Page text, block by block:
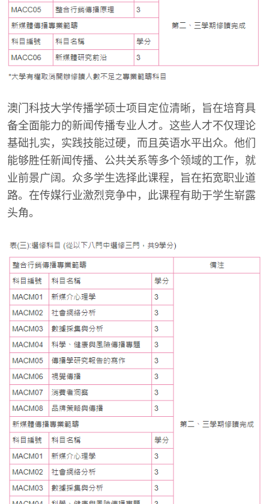
澳门科技大学传播学硕士项目定位清晰，旨在培育具
备全面能力的新闻传播专业人才。这些人才不仅理论
基础扎实，实践技能过硬，而且英语水平出众。他们
能够胜任新闻传播、公共关系等多个领域的工作，就
业前景广阔。众多学生选择此课程，旨在拓宽职业道
路。在传媒行业激烈竞争中，此课程有助于学生崭露
头角。